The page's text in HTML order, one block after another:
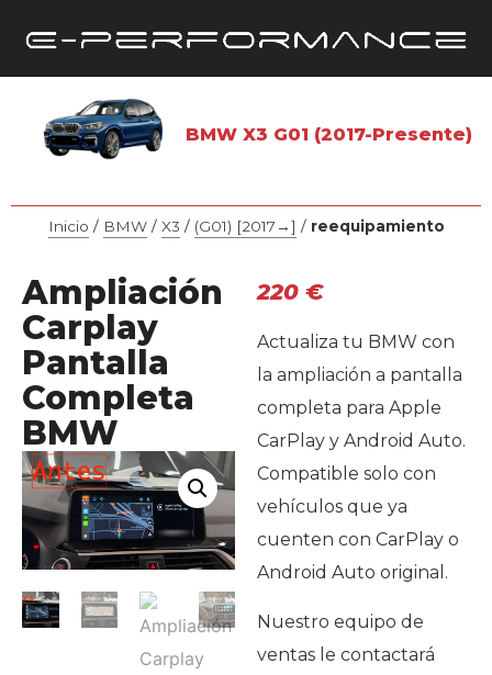
BMW X3 G01 (2017-Presente)
Inicio / BMW/ X3 / (G01) [2017→] / reequipamiento
Ampliación
Carplay
Pantalla
Completa
BMW
220 €
Actualiza tu BMW con
la ampliación a pantalla
completa para Apple
CarPlay y Android Auto.
Compatible solo con
vehículos que ya
cuenten con CarPlay o
Android Auto original.
Nuestro equipo de
ventas le contactará